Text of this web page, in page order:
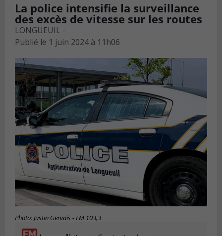
La police intensifie la surveillance
des excès de vitesse sur les routes
LONGUEUIL -
Publié le 1 juin 2024 à 11h06
Photo: Justin Gervais - FM 103,3